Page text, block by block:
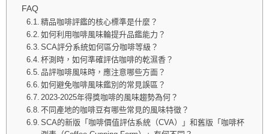
FAQ
精品咖啡評鑑的核心標準是什麼？
如何利用咖啡風味輪提升品鑑能力？
SCA評分系統如何區分咖啡等級？
杯測時，如何準確評估咖啡的乾濕香？
品評咖啡風味時，應注意哪些方面？
如何避免咖啡風味鑑別的常見誤區？
2023-2025年得獎咖啡的風味趨勢為何？
不同產地的咖啡豆有哪些常見的風味特徵？
SCA的新版「咖啡價值評估系統（CVA）」和舊版「咖啡杯